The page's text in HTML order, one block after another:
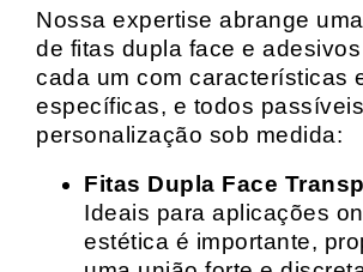
Nossa expertise abrange
de fitas dupla face e
cada um com características
específicas, e todos
personalização sob medida:
Fitas Dupla Face
Ideais para aplicações
estética é importante,